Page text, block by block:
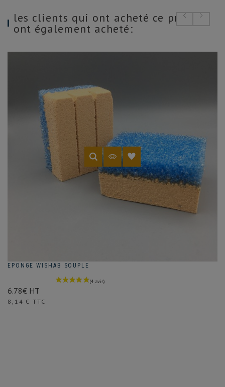
les clients qui ont acheté ce produit
ont également acheté:
EPONGE WISHAB SOUPLE
6.78€ HT
Prix
8,14 € TTC